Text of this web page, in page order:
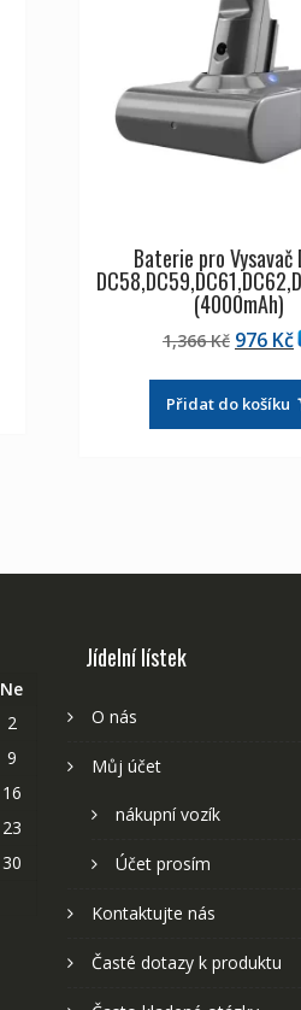
Baterie pro Vysavač
(4000mAh)
1,366Kč
byla:
1,366
976 Kč
je:
Přidat do košíku
Ne
2
9
16
23
30
Jídelní lístek
O nás
Můj účet
nákupní vozík
Účet prosím
Kontaktujte nás
Časté dotazy k produktu